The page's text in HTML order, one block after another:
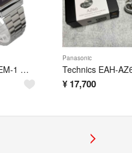
CASIO A168WEM-1 新品未使用 チープカシオ 腕時計
Panasonic
¥ 17,700